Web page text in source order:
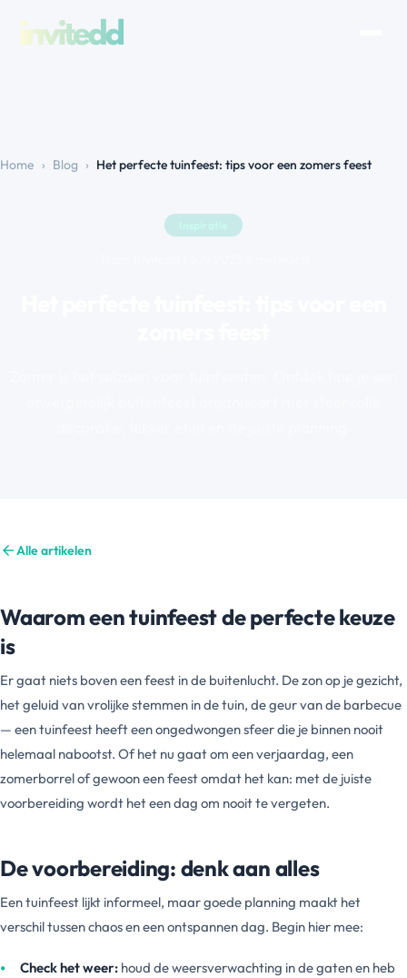
Home › Blog › Het perfecte tuinfeest: tips voor een zomers feest
arrow_backAlle artikelen
Waarom een tuinfeest de perfecte keuze
is
Er gaat niets boven een feest in de buitenlucht. De zon op je gezicht,
het geluid van vrolijke stemmen in de tuin, de geur van de barbecue
— een tuinfeest heeft een ongedwongen sfeer die je binnen nooit
helemaal nabootst. Of het nu gaat om een verjaardag, een
zomerborrel of gewoon een feest omdat het kan: met de juiste
voorbereiding wordt het een dag om nooit te vergeten.
De voorbereiding: denk aan alles
Een tuinfeest lijkt informeel, maar goede planning maakt het
verschil tussen chaos en een ontspannen dag. Begin hier mee:
Check het weer: houd de weersverwachting in de gaten en heb